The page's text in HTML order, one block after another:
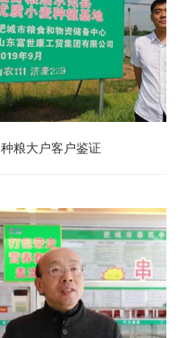
种粮大户客户鉴证